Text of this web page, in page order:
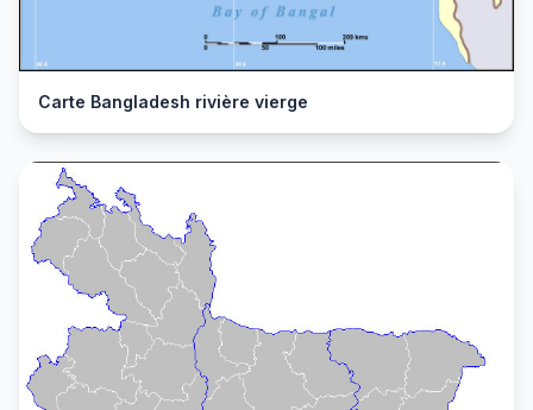
Carte Bangladesh rivière vierge